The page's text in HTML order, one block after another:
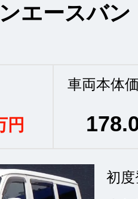
ンエースバ
円
車両本体
178
初